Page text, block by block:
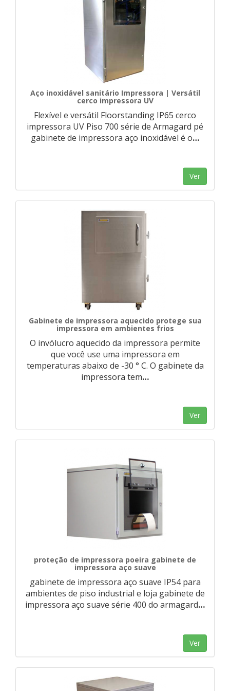
Aço inoxidável sanitário Impressora | Versátil
cerco impressora UV
Flexível e versátil Floorstanding IP65 cerco
impressora UV Piso 700 série de Armagard pé
gabinete de impressora aço inoxidável é o…
Ver
Gabinete de impressora aquecido protege sua
impressora em ambientes frios
O invólucro aquecido da impressora permite
que você use uma impressora em
temperaturas abaixo de -30 ° C. O gabinete da
impressora tem…
Ver
proteção de impressora poeira gabinete de
impressora aço suave
gabinete de impressora aço suave IP54 para
ambientes de piso industrial e loja gabinete de
impressora aço suave série 400 do armagard…
Ver